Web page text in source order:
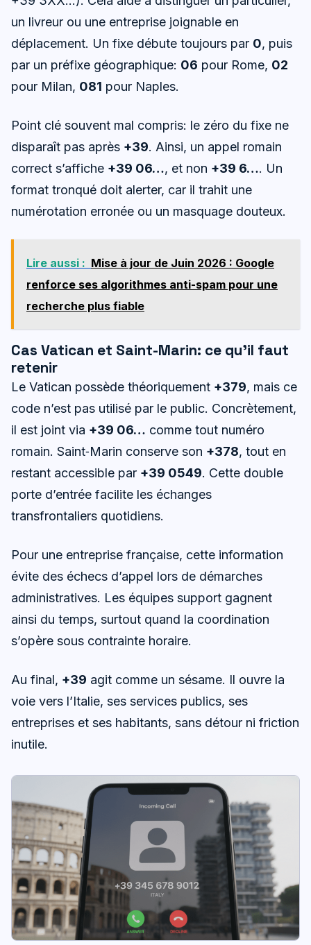
un livreur ou une entreprise joignable en
déplacement. Un fixe débute toujours par 0, puis
par un préfixe géographique: 06 pour Rome, 02
pour Milan, 081 pour Naples.
Point clé souvent mal compris: le zéro du fixe ne
disparaît pas après +39. Ainsi, un appel romain
correct s’affiche +39 06…, et non +39 6…. Un
format tronqué doit alerter, car il trahit une
numérotation erronée ou un masquage douteux.
Lire aussi : Mise à jour de Juin 2026 : Google
renforce ses algorithmes anti-spam pour une
recherche plus fiable
Cas Vatican et Saint-Marin: ce qu’il faut
retenir
Le Vatican possède théoriquement +379, mais ce
code n’est pas utilisé par le public. Concrètement,
il est joint via +39 06… comme tout numéro
romain. Saint‑Marin conserve son +378, tout en
restant accessible par +39 0549. Cette double
porte d’entrée facilite les échanges
transfrontaliers quotidiens.
Pour une entreprise française, cette information
évite des échecs d’appel lors de démarches
administratives. Les équipes support gagnent
ainsi du temps, surtout quand la coordination
s’opère sous contrainte horaire.
Au final, +39 agit comme un sésame. Il ouvre la
voie vers l’Italie, ses services publics, ses
entreprises et ses habitants, sans détour ni friction
inutile.